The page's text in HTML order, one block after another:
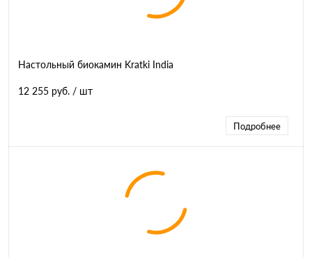
Настольный биокамин Kratki India
12 255 руб. / шт
Подробнее